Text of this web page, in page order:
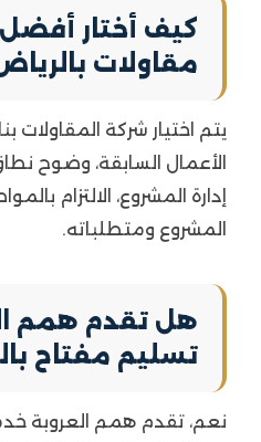
كيف أختار
مقاولات
يتم اختيار شركة المقاولات
الأعمال السابقة، وضوح
إدارة المشروع، الالتزام
المشروع ومتطلباته.
هل تقدم همم
تسليم مفتاح
نعم، تقدم همم العروبة